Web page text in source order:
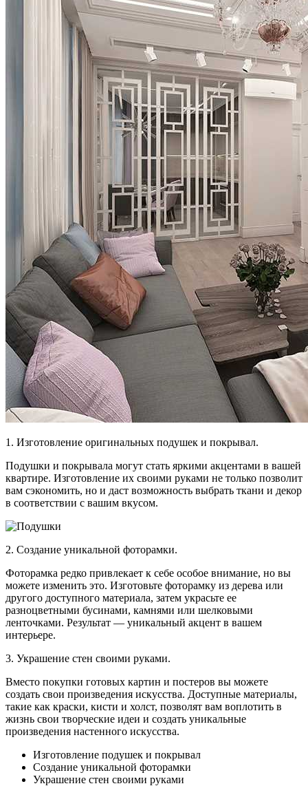
1. Изготовление оригинальных подушек и покрывал.
Подушки и покрывала могут стать яркими акцентами в вашей
квартире. Изготовление их своими руками не только позволит
вам сэкономить, но и даст возможность выбрать ткани и декор
в соответствии с вашим вкусом.
2. Создание уникальной фоторамки.
Фоторамка редко привлекает к себе особое внимание, но вы
можете изменить это. Изготовьте фоторамку из дерева или
другого доступного материала, затем украсьте ее
разноцветными бусинами, камнями или шелковыми
ленточками. Результат — уникальный акцент в вашем
интерьере.
3. Украшение стен своими руками.
Вместо покупки готовых картин и постеров вы можете
создать свои произведения искусства. Доступные материалы,
такие как краски, кисти и холст, позволят вам воплотить в
жизнь свои творческие идеи и создать уникальные
произведения настенного искусства.
Изготовление подушек и покрывал
Создание уникальной фоторамки
Украшение стен своими руками